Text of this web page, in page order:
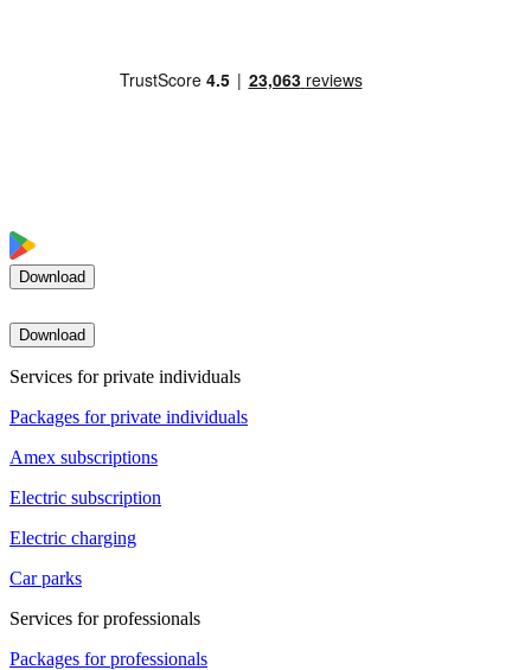
Download
Download
Services for private individuals
Packages for private individuals
Amex subscriptions
Electric subscription
Electric charging
Car parks
Services for professionals
Packages for professionals